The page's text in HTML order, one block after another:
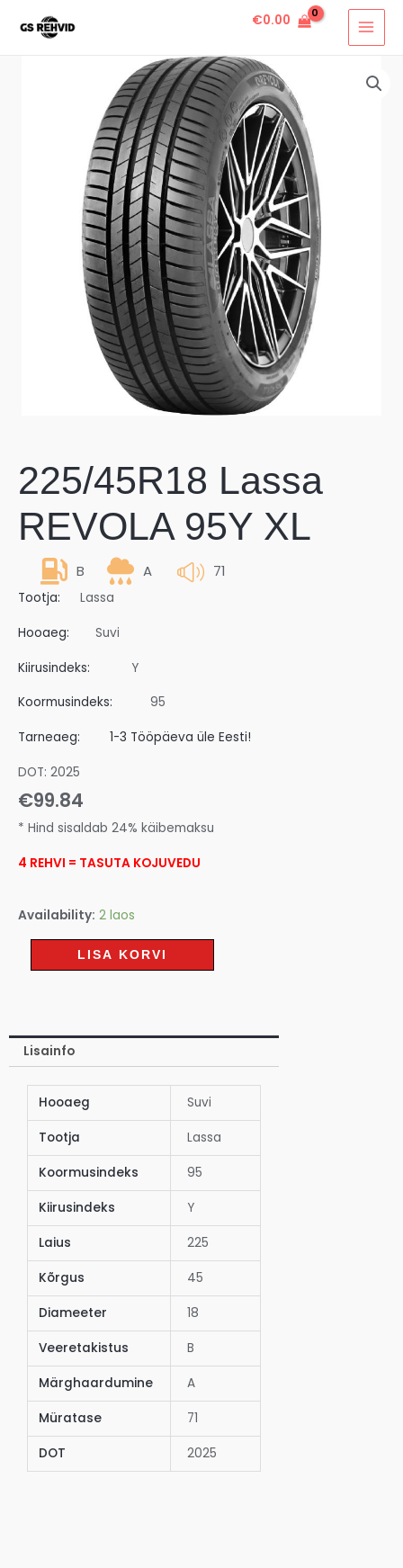
€0.00
225/45R18 Lassa
REVOLA 95Y XL
B A 71
Tootja: Lassa
Hooaeg: Suvi
Kiirusindeks: Y
Koormusindeks: 95
Tarneaeg: 1-3 Tööpäeva üle Eesti!
DOT: 2025
€99.84
* Hind sisaldab 24% käibemaksu
4 REHVI = TASUTA KOJUVEDU
Availability: 2 laos
LISA KORVI
Lisainfo
Hooaeg Suvi
Tootja Lassa
Koormusindeks 95
Kiirusindeks Y
Laius 225
Kõrgus 45
Diameeter 18
Veeretakistus B
Märghaardumine A
Müratase 71
DOT 2025